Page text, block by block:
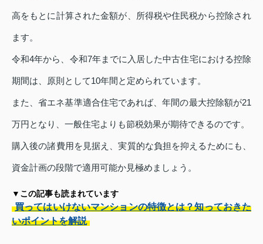
高をもとに計算された金額が、所得税や住民税から控除され
ます。
令和4年から、令和7年までに入居した中古住宅における控除
期間は、原則として10年間と定められています。
また、省エネ基準適合住宅であれば、年間の最大控除額が21
万円となり、一般住宅よりも節税効果が期待できるのです。
購入後の諸費用を見据え、実質的な負担を抑えるためにも、
資金計画の段階で適用可能か見極めましょう。
▼この記事も読まれています
買ってはいけないマンションの特徴とは？知っておきた
いポイントを解説